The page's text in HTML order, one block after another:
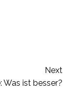
Next
ist besser?